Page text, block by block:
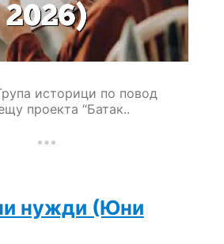
историци по повод
проекта “Батак..
нужди (Юни